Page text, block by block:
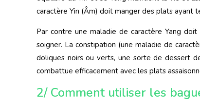
caractère Yin (Âm) doit manger des plats ayant
Par contre une maladie de caractère Yang
soigner. La constipation (une maladie de
doliques noirs ou verts, une sorte de dessert
combattue efficacement avec les plats
2/ Comment utiliser les